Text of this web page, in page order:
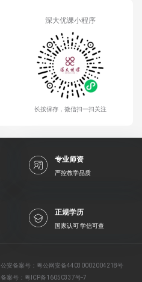
深大优课小程序
长按保存，微信扫一扫关注
专业师资
严控教学品质
正规学历
国家认可 学信可查
公安备案号： 粤公网安备44030002004218号
备案号： 粤ICP备16050337号-7